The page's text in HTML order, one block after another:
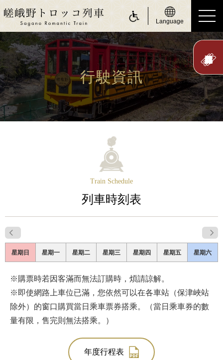
Language
ride a Sagano Romantic Train
搭乘遊覽小火車
行駛日
時刻表
身體障礙人士（無障礙服務）
about Sagano Romantic Train
關於嵯峨野遊覽小火車
什麼是嵯峨野遊覽小火車
各季節的享受方式
旅遊介紹
常見問題
行駛資訊
Train Schedule
列車時刻表
星期日 星期一 星期二 星期三 星期四 星期五 星期六
※購票時若因客滿而無法訂購時，煩請諒解。
※即使網路上車位已滿，您依然可以在各車站（保津峽站
除外）的窗口購買當日乘車票券搭乘。（當日乘車券的數
量有限，售完則無法搭乘。）
年度行程表